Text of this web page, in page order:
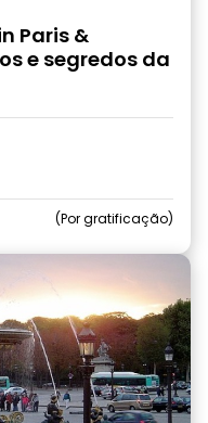
Paris &
e segredos da
Por gratificação